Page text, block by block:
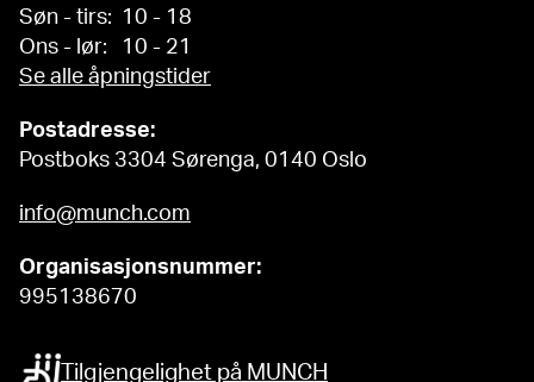
Søn - tirs: 10 - 18
Ons - lør: 10 - 21
Se alle åpningstider
Postadresse:
Postboks 3304 Sørenga, 0140 Oslo
info@munch.com
Organisasjonsnummer:
995138670
Tilgjengelighet på MUNCH